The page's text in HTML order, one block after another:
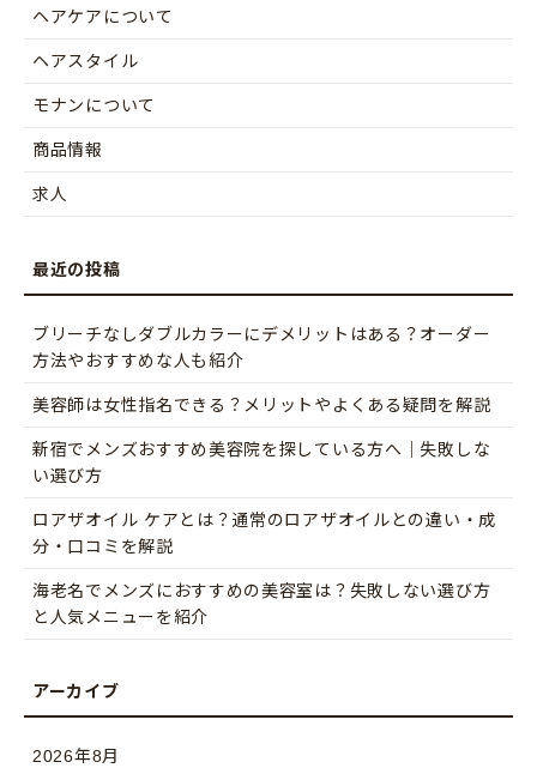
ヘアケアについて
ヘアスタイル
モナンについて
商品情報
求人
ブリーチなしダブルカラーにデメリットはある？オーダー
方法やおすすめな人も紹介
美容師は女性指名できる？メリットやよくある疑問を解説
新宿でメンズおすすめ美容院を探している方へ｜失敗しな
い選び方
ロアザオイル ケアとは？通常のロアザオイルとの違い・成
分・口コミを解説
海老名でメンズにおすすめの美容室は？失敗しない選び方
と人気メニューを紹介
2026年8月